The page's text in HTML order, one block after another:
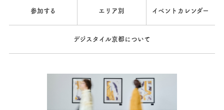
参加する エリア別 イベントカレンダー
デジスタイル京都について